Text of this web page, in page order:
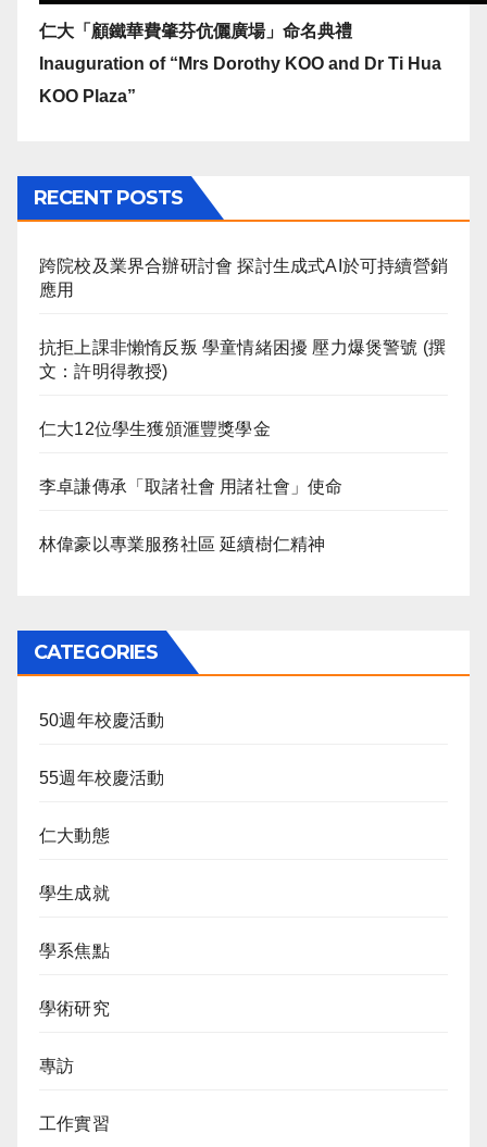
仁大「顧鐵華費肇芬伉儷廣場」命名典禮
Inauguration of “Mrs Dorothy KOO and Dr Ti Hua
KOO Plaza”
RECENT POSTS
跨院校及業界合辦研討會 探討生成式AI於可持續營銷
應用
抗拒上課非懶惰反叛 學童情緒困擾 壓力爆煲警號 (撰
文：許明得教授)
仁大12位學生獲頒滙豐獎學金
李卓謙傳承「取諸社會 用諸社會」使命
林偉豪以專業服務社區 延續樹仁精神
CATEGORIES
50週年校慶活動
55週年校慶活動
仁大動態
學生成就
學系焦點
學術研究
專訪
工作實習